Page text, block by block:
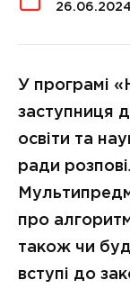
У програмі
заступниця
освіти та
ради
про алгоритм
також чи
вступі до